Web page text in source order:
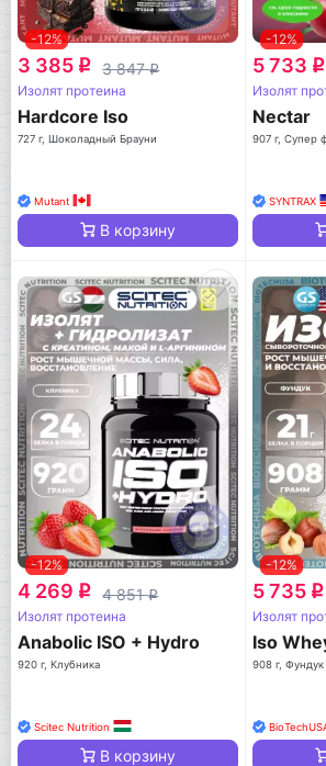
-12%
3 385 q 3 847q
Изолят протеина
Hardcore Iso
727 г, Шоколадный Брауни
Mutant
В корзину
-12%
5 733 q
Изолят
Nectar
907 г, Супер
SYNTRAX
-12%
4 269 q 4 851q
Изолят протеина
Anabolic ISO + Hydro
920 г, Клубника
Scitec Nutrition
В корзину
-12%
5 735 q
Изолят
Iso
908 г, Фундук